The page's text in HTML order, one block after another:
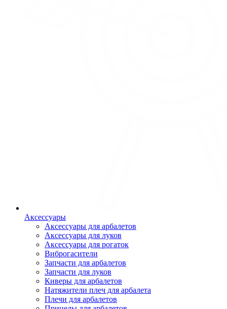
Аксессуары
Аксессуары для арбалетов
Аксессуары для луков
Аксессуары для рогаток
Виброгасители
Запчасти для арбалетов
Запчасти для луков
Киверы для арбалетов
Натяжители плеч для арбалета
Плечи для арбалетов